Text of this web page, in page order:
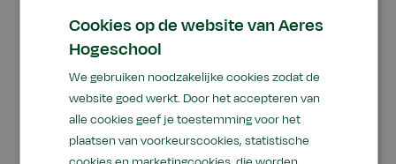
bij Aeres Hogeschool Wageningen, dan kan het
lastig te zijn om te bepalen welk collegegeld
voor jou geldt en welke subsidies of
financieringsmogelijkheden er zijn. Op deze
pagina helpen we je graag op weg.
Cookies op de website van Aeres
Hogeschool
We gebruiken noodzakelijke cookies zodat de
website goed werkt. Door het accepteren van
alle cookies geef je toestemming voor het
plaatsen van voorkeurscookies, statistische